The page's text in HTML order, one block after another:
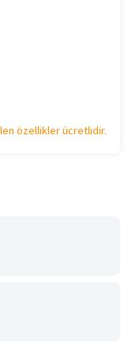
özellikler ücretlidir.